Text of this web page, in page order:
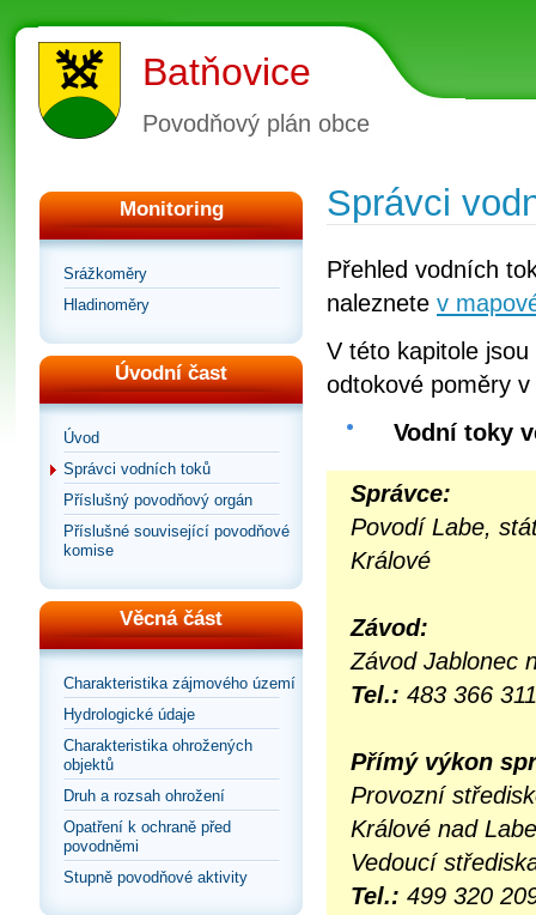
Batňovice
Povodňový plán obce
Monitoring
Srážkoměry
Hladinoměry
Úvodní čast
Úvod
Správci vodních toků
Příslušný povodňový orgán
Příslušné související povodňové
komise
Věcná část
Charakteristika zájmového území
Hydrologické údaje
Charakteristika ohrožených
objektů
Druh a rozsah ohrožení
Opatření k ochraně před
povodněmi
Stupně povodňové aktivity
Správci
Přehled vodních
naleznete v
V této kapitole
odtokové poměry
Vodní toky
Správce:
Povodí Labe,
Králové
Závod:
Závod Jablonec
Tel.: 483 366 311
Přímý výkon
Provozní
Králové nad
Vedoucí
Tel.: 499 320